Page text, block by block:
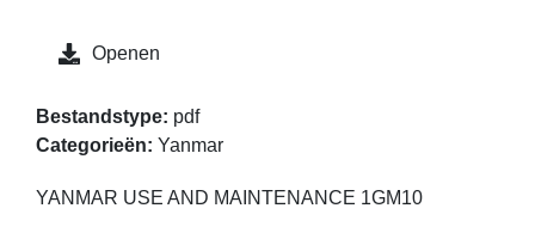
YANMAR USE AND MAINTENANCE 1GM10
Openen
Bestandstype: pdf
Categorieën: Yanmar